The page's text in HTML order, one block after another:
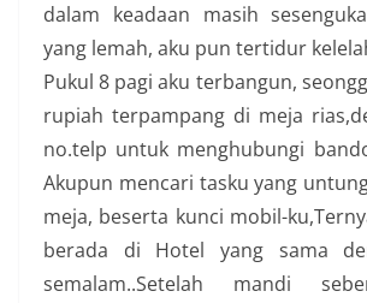
dalam keadaan masih
yang lemah, aku pun tertidur
Pukul 8 pagi aku terbangun,
rupiah terpampang di meja
no.telp untuk menghubungi
Akupun mencari tasku yang
meja, beserta kunci mobil-
berada di Hotel yang sama
semalam..Setelah mandi